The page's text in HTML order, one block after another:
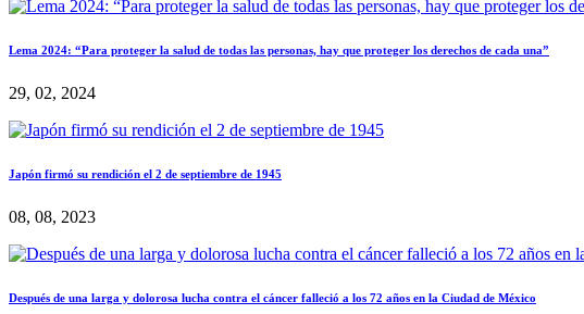
Lema 2024: “Para proteger la salud de todas las personas, hay que proteger los derechos de cada una”
29, 02, 2024
Japón firmó su rendición el 2 de septiembre de 1945
08, 08, 2023
Después de una larga y dolorosa lucha contra el cáncer falleció a los 72 años en la Ciudad de México